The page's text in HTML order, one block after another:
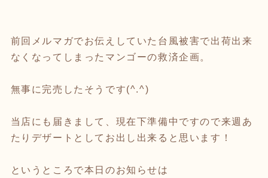
前回メルマガでお伝えしていた台風被害で出荷出来
なくなってしまったマンゴーの救済企画。
無事に完売したそうです(^.^)
当店にも届きまして、現在下準備中ですので来週あ
たりデザートとしてお出し出来ると思います！
というところで本日のお知らせは